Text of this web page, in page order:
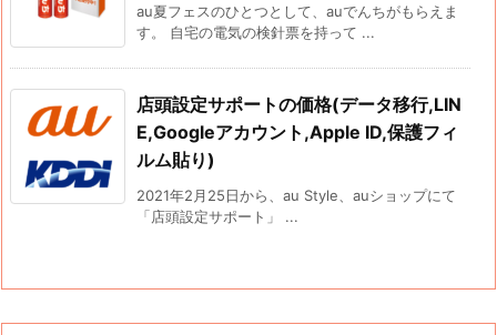
au夏フェスのひとつとして、auでんちがもらえま
す。 自宅の電気の検針票を持って ...
店頭設定サポートの価格(データ移行,LIN
E,Googleアカウント,Apple ID,保護フィ
ルム貼り)
2021年2月25日から、au Style、auショップにて
「店頭設定サポート」 ...